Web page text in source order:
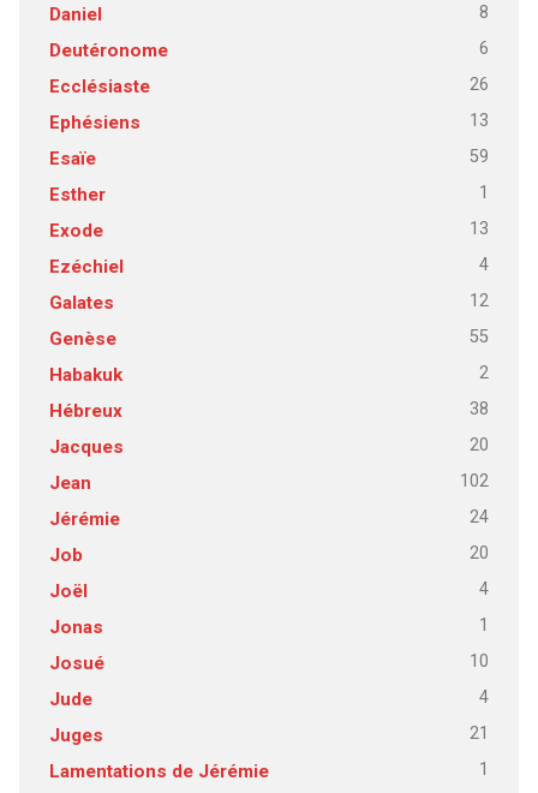
Daniel 8
Deutéronome 6
Ecclésiaste 26
Ephésiens 13
Esaïe 59
Esther 1
Exode 13
Ezéchiel 4
Galates 12
Genèse 55
Habakuk 2
Hébreux 38
Jacques 20
Jean 102
Jérémie 24
Job 20
Joël 4
Jonas 1
Josué 10
Jude 4
Juges 21
Lamentations de Jérémie 1